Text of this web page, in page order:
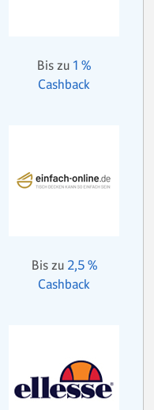
Bis zu 1 %
Cashback
Bis zu 2,5 %
Cashback